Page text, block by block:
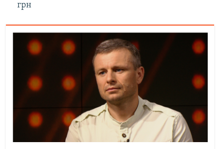
грн